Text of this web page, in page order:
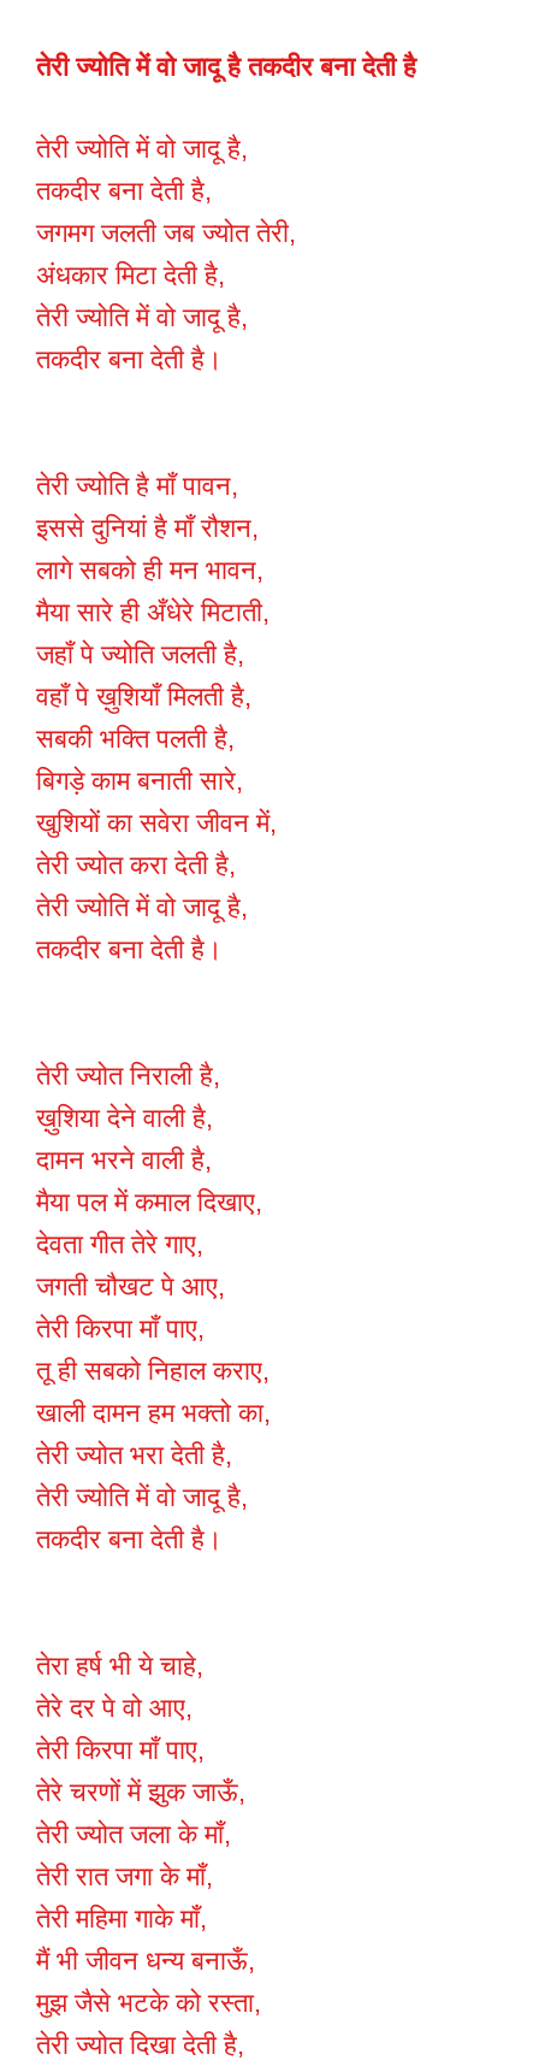
तेरी ज्योति में वो जादू है तकदीर बना देती है
तेरी ज्योति में वो जादू है,
तकदीर बना देती है,
जगमग जलती जब ज्योत तेरी,
अंधकार मिटा देती है,
तेरी ज्योति में वो जादू है,
तकदीर बना देती है।
तेरी ज्योति है माँ पावन,
इससे दुनियां है माँ रौशन,
लागे सबको ही मन भावन,
मैया सारे ही अँधेरे मिटाती,
जहाँ पे ज्योति जलती है,
वहाँ पे ख़ुशियाँ मिलती है,
सबकी भक्ति पलती है,
बिगड़े काम बनाती सारे,
खुशियों का सवेरा जीवन में,
तेरी ज्योत करा देती है,
तेरी ज्योति में वो जादू है,
तकदीर बना देती है।
तेरी ज्योत निराली है,
ख़ुशिया देने वाली है,
दामन भरने वाली है,
मैया पल में कमाल दिखाए,
देवता गीत तेरे गाए,
जगती चौखट पे आए,
तेरी किरपा माँ पाए,
तू ही सबको निहाल कराए,
खाली दामन हम भक्तो का,
तेरी ज्योत भरा देती है,
तेरी ज्योति में वो जादू है,
तकदीर बना देती है।
तेरा हर्ष भी ये चाहे,
तेरे दर पे वो आए,
तेरी किरपा माँ पाए,
तेरे चरणों में झुक जाऊँ,
तेरी ज्योत जला के माँ,
तेरी रात जगा के माँ,
तेरी महिमा गाके माँ,
मैं भी जीवन धन्य बनाऊँ,
मुझ जैसे भटके को रस्ता,
तेरी ज्योत दिखा देती है,